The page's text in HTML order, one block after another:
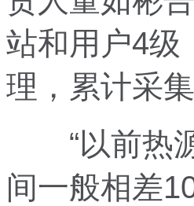
站和用户4级
理，累计采
“以前热源
间一般相差